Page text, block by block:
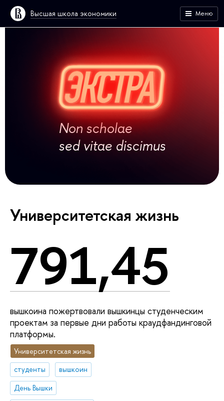
Высшая школа экономики Меню
Non scholae
sed vitae discimus
Университетская жизнь
791,45
вышкоина пожертвовали вышкинцы студенческим
проектам за первые дни работы краудфандинговой
платформы.
Университетская жизнь
студенты
вышкоин
День Вышки